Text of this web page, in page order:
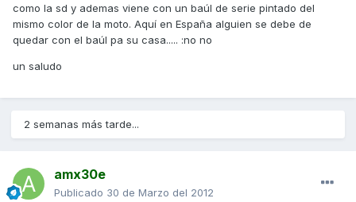
como la sd y ademas viene con un baúl de serie pintado del
mismo color de la moto. Aquí en España alguien se debe de
quedar con el baúl pa su casa..... :no no
un saludo
2 semanas más tarde...
amx30e
Publicado 30 de Marzo del 2012